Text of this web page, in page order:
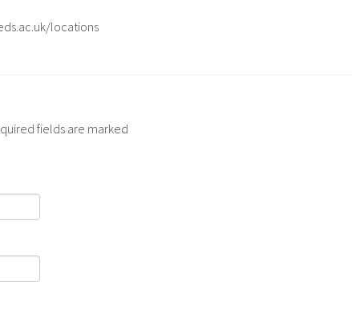
locations
fields are marked